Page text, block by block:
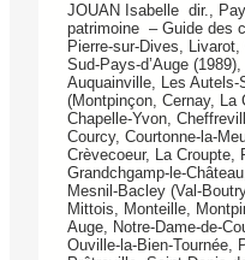
JOUAN Isabelle dir.,
patrimoine – Guide des
Pierre-sur-Dives,
Sud-Pays-d’Auge
Auquainville, Les
(Montpinçon, Cernay, La
Chapelle-Yvon,
Courcy, Courtonne-la-
Crè­vecoeur, La Croupte,
Grandchgamp-le-
Mesnil-Bacley (Val-
Mittois, Monteille,
Auge, Notre-Da­me-de-
Ouville-la-Bien-Tournée,